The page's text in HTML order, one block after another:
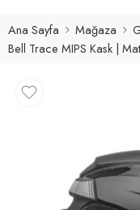
Ana Sayfa Mağaza
Bell Trace MIPS Kask |